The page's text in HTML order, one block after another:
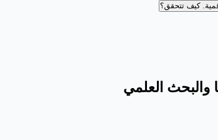
كيف تتحقق؟
والبحث العلمي